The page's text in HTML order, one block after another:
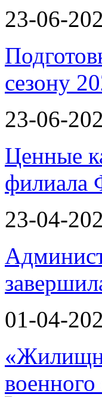
23-06-
сезону
23-06-
Ценные
23-04-
01-04-
военного